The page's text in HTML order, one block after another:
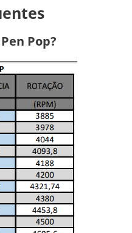
Pop?